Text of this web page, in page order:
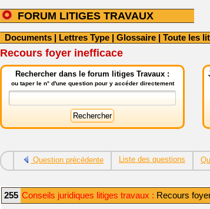
FORUM LITIGES TRAVAUX
Documents | Lettres Type | Glossaire | Toute les
Recours foyer inefficace
Rechercher dans le forum litiges Travaux :
ou taper le n° d'une question pour y accéder directement
Question précédente Liste des questions
255 Conseils juridiques litiges travaux : Recours